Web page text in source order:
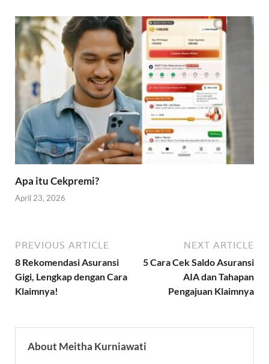
Apa itu Cekpremi?
April 23, 2026
PREVIOUS ARTICLE
8 Rekomendasi Asuransi
Gigi, Lengkap dengan Cara
Klaimnya!
NEXT ARTICLE
5 Cara Cek Saldo Asuransi
AIA dan Tahapan
Pengajuan Klaimnya
About Meitha Kurniawati